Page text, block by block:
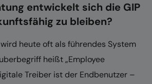
entwickelt sich die GIP
zu bleiben?
heute oft als führendes System
heißt „Employee
Treiber ist der Endbenutzer –